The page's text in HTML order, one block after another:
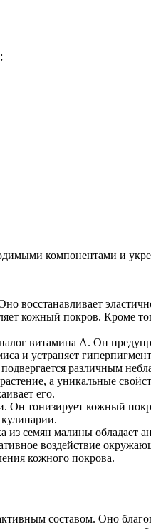
компонентами и
восстанавливает
кожный покров. Кроме
витамина А. Он
и устраняет
различным
а уникальные
его.
тонизирует кожный
семян малины обладает
воздействие
кожного покрова.
составом. Оно